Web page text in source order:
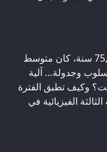
عندما بدأت الدورة التي تتألف من 75,000 سنة، كان متوسط
وجدولة… آلية
وكيف تطبق الفترة
الفيزيائية في